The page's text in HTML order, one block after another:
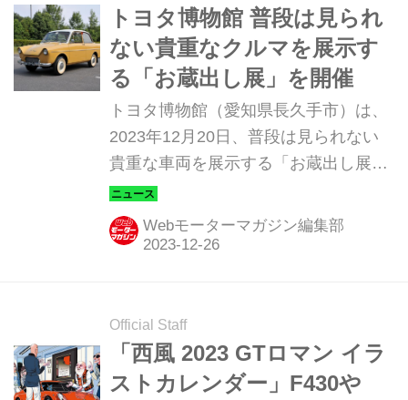
トヨタ博物館 普段は見られ
ない貴重なクルマを展示す
る「お蔵出し展」を開催
トヨタ博物館（愛知県長久手市）は、
2023年12月20日、普段は見られない
貴重な車両を展示する「お蔵出し展」
の開催を発表した。期間は2024年1月
26日(金)～6月30日(日)の約5カ月間。
トヨタ博物館は、通常、140台の車両
重な車両を収蔵している。今回のお蔵
出し展ではその中からレアな13台が展
示される。
Webモーターマガジン編集部
Official Staff
「西風 2023 GTロマン イラ
ストカレンダー」F430や